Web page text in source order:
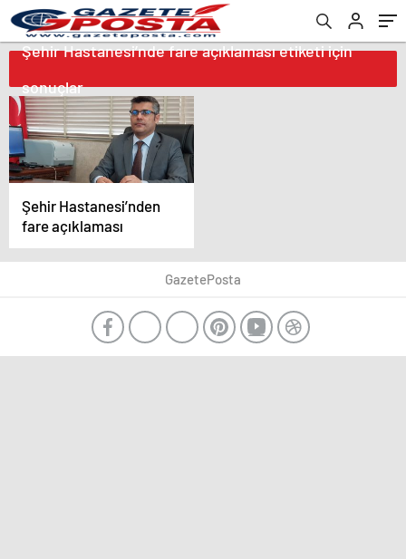
Şehir Hastanesi’nde fare açıklaması etiketi için
sonuçlar
Şehir Hastanesi’nden
fare açıklaması
GazetePosta